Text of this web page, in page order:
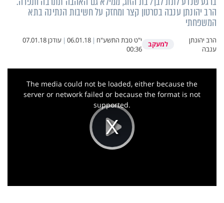
הרב יהונתן ענבה בסרטון קצר ומחזק על חשיבות הנתינה בתא
המשפחתי
הרב יהונתן
ענבה
למעקב י"ט טבת התשע"ח |
06.01.18
| עודכן07.01.18
00:36
Play
This
The media could not be loaded, either because the
server or network failed or because the format is not
supported.